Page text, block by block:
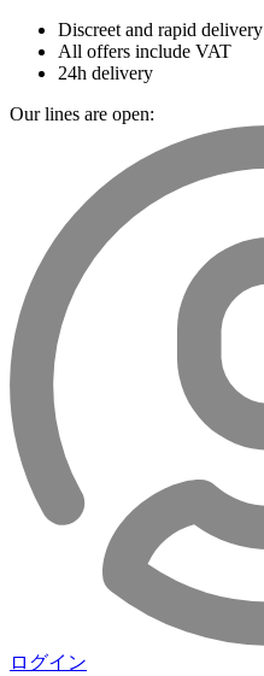
Discreet and rapid delivery
All offers include VAT
24h delivery
Our lines are open:
ログイン